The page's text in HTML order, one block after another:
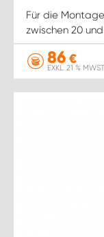
Für die
zwischen 20
86 €
EXKL. 21 %